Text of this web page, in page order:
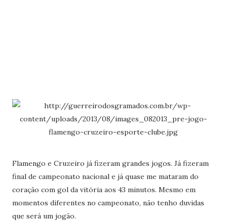
Flamengo e Cruzeiro já fizeram grandes jogos. Já fizeram
final de campeonato nacional e já quase me mataram do
coração com gol da vitória aos 43 minutos. Mesmo em
momentos diferentes no campeonato, não tenho duvidas
que será um jogão.